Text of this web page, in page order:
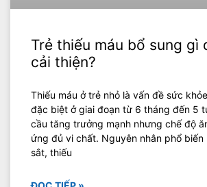
Trẻ thiếu máu bổ sung gì
cải thiện?
Thiếu máu ở trẻ nhỏ là vấn đề sức
đặc biệt ở giai đoạn từ 6 tháng đến 5
cầu tăng trưởng mạnh nhưng chế độ
ứng đủ vi chất. Nguyên nhân phổ biến
sắt, thiếu